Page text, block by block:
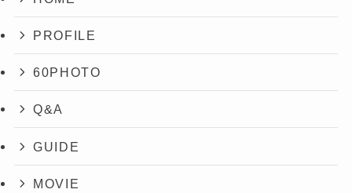
PROFILE
60PHOTO
Q&A
GUIDE
MOVIE